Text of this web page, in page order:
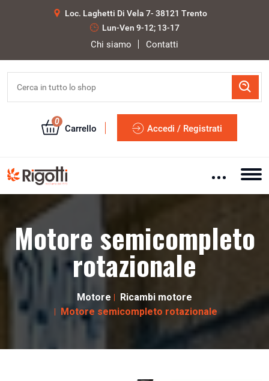
Loc. Laghetti Di Vela 7- 38121 Trento
Lun-Ven 9-12; 13-17
Chi siamo Contatti
0
Carrello Accedi / Registrati
Motore semicompleto
rotazionale
Motore
Ricambi motore
Motore semicompleto rotazionale